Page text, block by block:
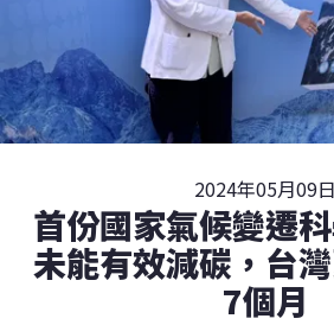
2024年05月09日
首份國家氣候變遷
未能有效減碳，台
7個月